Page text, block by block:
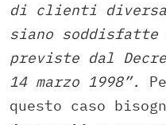
di clienti
siano
previste dal
14 marzo 1998”.
questo caso